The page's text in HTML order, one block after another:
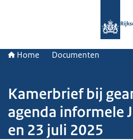
Home Documenten
Kamerbrief bij
agenda informele
en 23 juli 2025